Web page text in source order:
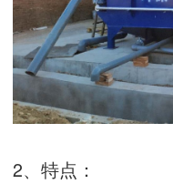
2、特点：